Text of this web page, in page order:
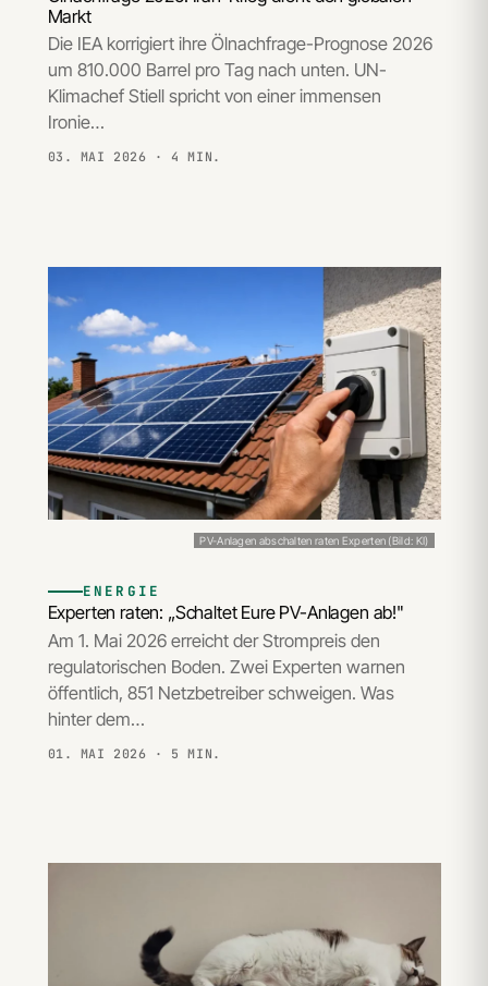
Markt
Die IEA korrigiert ihre Ölnachfrage-Prognose 2026
um 810.000 Barrel pro Tag nach unten. UN-
Klimachef Stiell spricht von einer immensen
Ironie…
03. MAI 2026 · 4 MIN.
PV-Anlagen abschalten raten Experten (Bild: KI)
ENERGIE
Experten raten: „Schaltet Eure PV-Anlagen ab!"
Am 1. Mai 2026 erreicht der Strompreis den
regulatorischen Boden. Zwei Experten warnen
öffentlich, 851 Netzbetreiber schweigen. Was
hinter dem…
01. MAI 2026 · 5 MIN.